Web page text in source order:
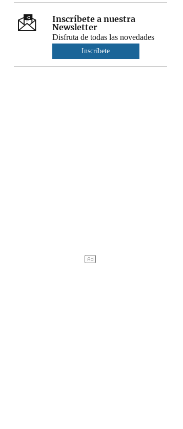
Inscríbete a nuestra
Newsletter
Disfruta de todas las novedades
Inscríbete